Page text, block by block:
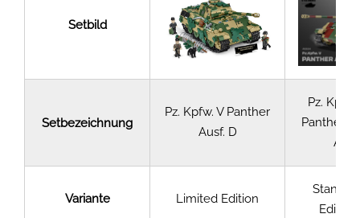
Setbild
Setbezeichnung
Pz. Kpfw. V Panther
Ausf. D
Pz. Kpfw.
Panther
A
Variante Limited Edition
Edition